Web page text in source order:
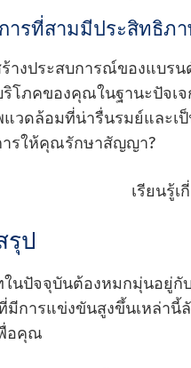
ารที่สามมีประสิทธิภ
ร้างประสบการณ์ของแบร
ริโภคของคุณในฐานะปัจเ
วดล้อมที่น่ารื่นรมย์และเ
ารให้คุณรักษาสัญญา?
เรียนรู้
รุป
นปัจจุบันต้องหมกมุ่นอยู่กั
ที่มีการแข่งขันสูงขึ้นเหล่า
อคุณ